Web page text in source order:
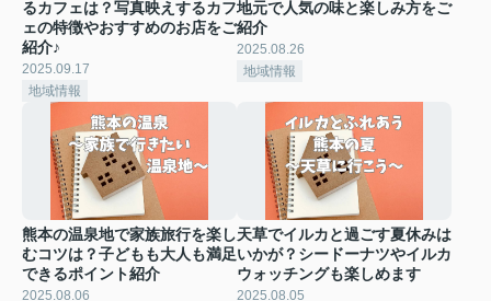
るカフェは？写真映えするカフ
ェの特徴やおすすめのお店をご
紹介♪
2025.09.17
地域情報
地元で人気の味と楽しみ方をご
紹介
2025.08.26
地域情報
熊本の温泉地で家族旅行を楽し
むコツは？子どもも大人も満足
できるポイント紹介
2025.08.06
天草でイルカと過ごす夏休みは
いかが？シードーナツやイルカ
ウォッチングも楽しめます
2025.08.05